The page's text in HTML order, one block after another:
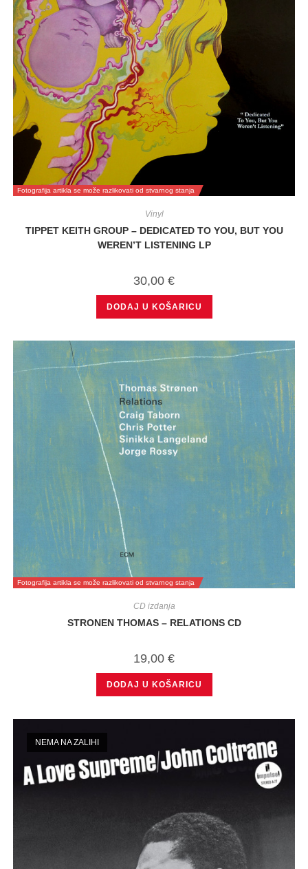
Fotografija artikla se može razlikovati od stvarnog stanja
Vinyl
TIPPET KEITH GROUP – DEDICATED TO YOU, BUT YOU
WEREN’T LISTENING LP
30,00 €
DODAJ U KOŠARICU
Fotografija artikla se može razlikovati od stvarnog stanja
CD izdanja
STRONEN THOMAS – RELATIONS CD
19,00 €
DODAJ U KOŠARICU
NEMA NA ZALIHI